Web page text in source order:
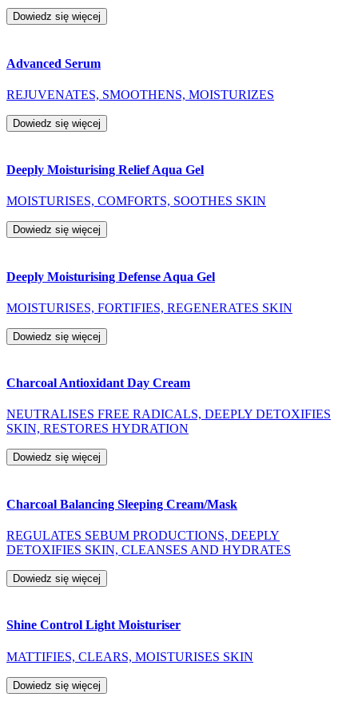
Dowiedz się więcej
Advanced Serum
REJUVENATES, SMOOTHENS, MOISTURIZES
Dowiedz się więcej
Deeply Moisturising Relief Aqua Gel
MOISTURISES, COMFORTS, SOOTHES SKIN
Dowiedz się więcej
Deeply Moisturising Defense Aqua Gel
MOISTURISES, FORTIFIES, REGENERATES SKIN
Dowiedz się więcej
Charcoal Antioxidant Day Cream
NEUTRALISES FREE RADICALS, DEEPLY DETOXIFIES
SKIN, RESTORES HYDRATION
Dowiedz się więcej
Charcoal Balancing Sleeping Cream/Mask
REGULATES SEBUM PRODUCTIONS, DEEPLY
DETOXIFIES SKIN, CLEANSES AND HYDRATES
Dowiedz się więcej
Shine Control Light Moisturiser
MATTIFIES, CLEARS, MOISTURISES SKIN
Dowiedz się więcej